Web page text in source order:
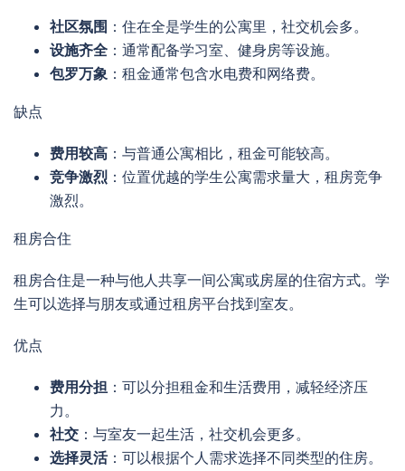
社区氛围 ：住在全是学生的公寓里，社交机会多。
设施齐全 ：通常配备学习室、健身房等设施。
包罗万象 ：租金通常包含水电费和网络费。
缺点
费用较高 ：与普通公寓相比，租金可能较高。
竞争激烈 ：位置优越的学生公寓需求量大，租房竞争
激烈。
租房合住
租房合住是一种与他人共享一间公寓或房屋的住宿方式。学
生可以选择与朋友或通过租房平台找到室友。
优点
费用分担 ：可以分担租金和生活费用，减轻经济压
力。
社交 ：与室友一起生活，社交机会更多。
选择灵活：可以根据个人需求选择不同类型的住房。